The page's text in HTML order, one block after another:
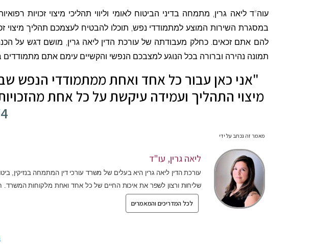
עוה"ד ליאה גרין, מתמחה בדיני הביטוח לאומי וליווי תהליכי מיצוי זכויות
במסגרת השירות המוצע למתמודדי נפש, תוכלו להבטיח לעצמכם תהליך מיצוי
להם אתם זכאים. כחלק מעבודתה של עורכת הדין ליאה גרין, מושם דגש על
תמונה נהירה וברורה בכל הנוגע למצבכם הנפשי והקשיים עימם אתם
"אני כאן עבור כל אחד ואחת ממתמודדי הנפש
מיצוי התהליך ועמידה עיקשת על כל אחת
מאמר זה נכתב על ידי
ליאה גרין, עו"ד
עורכת הדין ליאה גרין היא בעלים של משרד עורכי דין המתמחה בנזיקין,
שליחות ורצון לשפר את איכות החיים של כל אחד ואחת מלקוחות המשרד.
לכל המדריכים והמאמרים